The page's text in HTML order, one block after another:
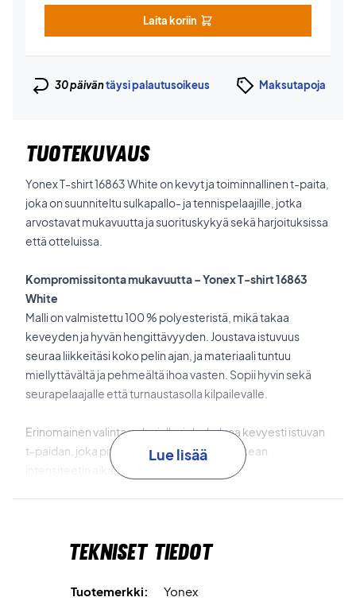
Laita koriin
30 päiväntäysi palautusoikeus Maksutapoja
TUOTEKUVAUS
Yonex T-shirt 16863 White on kevyt ja toiminnallinen t-paita,
joka on suunniteltu sulkapallo- ja tennispelaajille, jotka
arvostavat mukavuutta ja suorituskykyä sekä harjoituksissa
että otteluissa.
Kompromissitonta mukavuutta – Yonex T-shirt 16863
White
Malli on valmistettu 100 % polyesteristä, mikä takaa
keveyden ja hyvän hengittävyyden. Joustava istuvuus
seuraa liikkeitäsi koko pelin ajan, ja materiaali tuntuu
miellyttävältä ja pehmeältä ihoa vasten. Sopii hyvin sekä
seurapelaajalle että turnaustasolla kilpailevalle.
Erinomainen valinta pelaajalle, joka haluaa kevyesti istuvan
t-paidan, joka pitää olon kuivana myös korkean
intensiteetin aikana.
kuivumaan nopeasti, mikä auttaa keskittymään peliin koko
Lue lisää
Tekniset tiedot
Tuotemerkki:
Yonex